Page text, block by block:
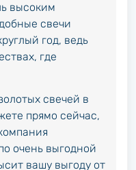
высоким
свечи
год, ведь
где
свечей в
прямо сейчас,
очень выгодной
вашу выгоду от